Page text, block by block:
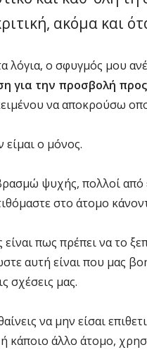
ακόμα και
λόγια, ο σφυγμός μου
για την προσβολή
να αποκρούσω
είμαι ο μόνος.
ψυχής, πολλοί από
στο άτομο
πως πρέπει να το
αυτή είναι που μας
σχέσεις μας.
να μην είσαι
κάποιο άλλο άτομο,